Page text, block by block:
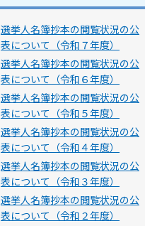
選挙人名簿抄本の閲覧状況の公
表について（令和７年度）
選挙人名簿抄本の閲覧状況の公
表について（令和６年度）
選挙人名簿抄本の閲覧状況の公
表について（令和５年度）
選挙人名簿抄本の閲覧状況の公
表について（令和４年度）
選挙人名簿抄本の閲覧状況の公
表について（令和３年度）
選挙人名簿抄本の閲覧状況の公
表について（令和２年度）